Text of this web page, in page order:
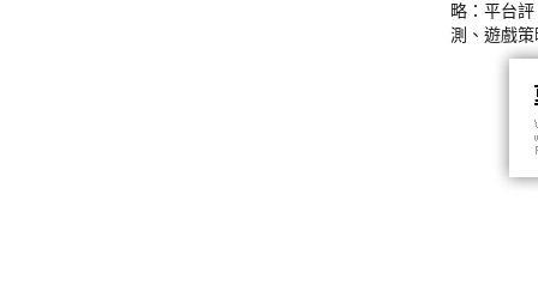
略：平台評
測、遊戲策
與贏錢技